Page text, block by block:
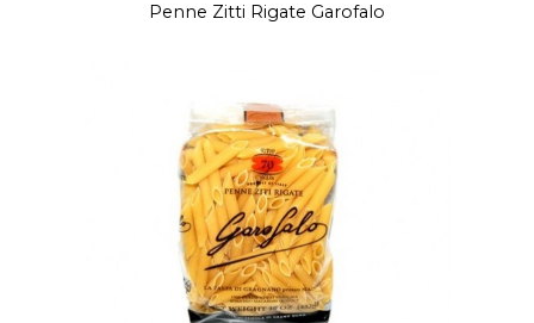
Penne Zitti Rigate Garofalo